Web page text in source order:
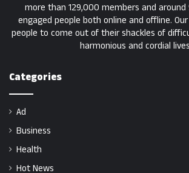
more than 129,000 members and around
engaged people both online and offline.
people to come out of their shackles of
harmonious and cordial
Categories
Ad
Business
Health
Hot News